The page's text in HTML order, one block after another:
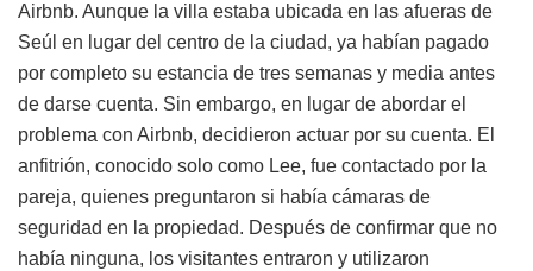
Airbnb. Aunque la villa estaba ubicada en las afueras de
Seúl en lugar del centro de la ciudad, ya habían pagado
por completo su estancia de tres semanas y media antes
de darse cuenta. Sin embargo, en lugar de abordar el
problema con Airbnb, decidieron actuar por su cuenta. El
anfitrión, conocido solo como Lee, fue contactado por la
pareja, quienes preguntaron si había cámaras de
seguridad en la propiedad. Después de confirmar que no
había ninguna, los visitantes entraron y utilizaron